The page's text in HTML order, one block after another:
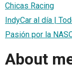
Chicas Racing
IndyCar al día |
Pasión por la
About